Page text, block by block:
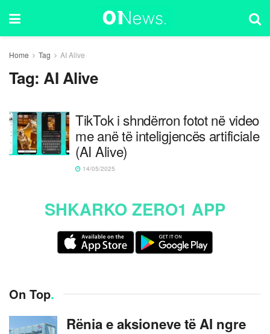
Home Tag AI Alive
Tag:AI Alive
TikTok i shndërron fotot në video
me anë të inteligjencës artificiale
(AI Alive)
14/05/2025
SHKARKO ZERO1 APP
On Top.
Rënia e aksioneve të AI ngre